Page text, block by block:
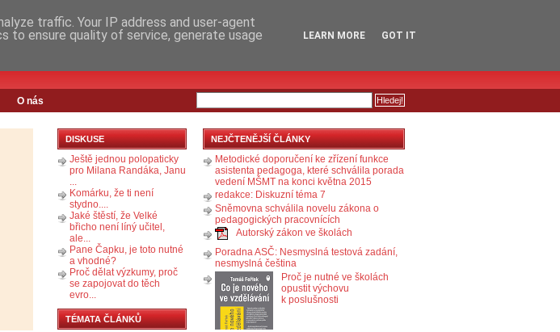
O nás
DISKUSE
Ještě jednou polopaticky
pro Milana Randáka, Janu
...
Komárku, že ti není
stydno....
Jaké štěstí, že Velké
břicho není líný učitel,
ale...
Pane Čapku, je toto nutné
a vhodné?
Proč dělat výzkumy, proč
se zapojovat do těch
evro...
TÉMATA ČLÁNKŮ
NEJČTENĚJŠÍ ČLÁNKY
Metodické doporučení ke zřízení funkce
asistenta pedagoga, které schválila porada
vedení MŠMT na konci května 2015
redakce: Diskuzní téma 7
Sněmovna schválila novelu zákona o
pedagogických pracovnících
Autorský zákon ve školách
Poradna ASČ: Nesmyslná testová zadání,
nesmyslná čeština
Proč je nutné ve školách
opustit výchovu
k poslušnosti
traffic. Your IP address and user-agent
to ensure quality of service, generate usage
LEARN MORE GOT IT